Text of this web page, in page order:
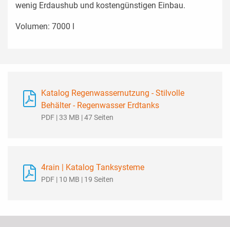
wenig Erdaushub und kostengünstigen Einbau.
Volumen: 7000 l
Katalog Regenwassernutzung - Stilvolle
Behälter - Regenwasser Erdtanks
PDF | 33 MB | 47 Seiten
4rain | Katalog Tanksysteme
PDF | 10 MB | 19 Seiten